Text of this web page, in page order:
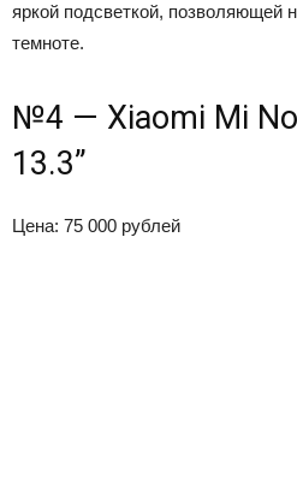
яркой подсветкой, позволяющей
темноте.
№4 — Xiaomi Mi
13.3”
Цена: 75 000 рублей